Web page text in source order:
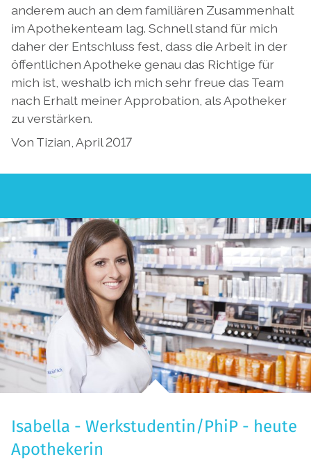
anderem auch an dem familiären Zusammenhalt
im Apothekenteam lag. Schnell stand für mich
daher der Entschluss fest, dass die Arbeit in der
öffentlichen Apotheke genau das Richtige für
mich ist, weshalb ich mich sehr freue das Team
nach Erhalt meiner Approbation, als Apotheker
zu verstärken.
Von Tizian, April 2017
Isabella - Werkstudentin/PhiP - heute
Apothekerin